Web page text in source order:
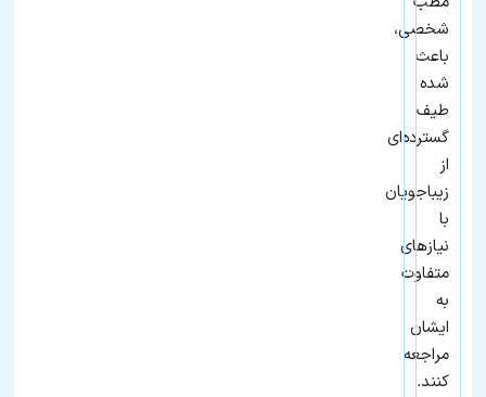
شخصی،
باعث
شده
طیف
گسترده‌ای
از
زیباجویان
با
نیازهای
متفاوت
به
ایشان
مراجعه
کنند.